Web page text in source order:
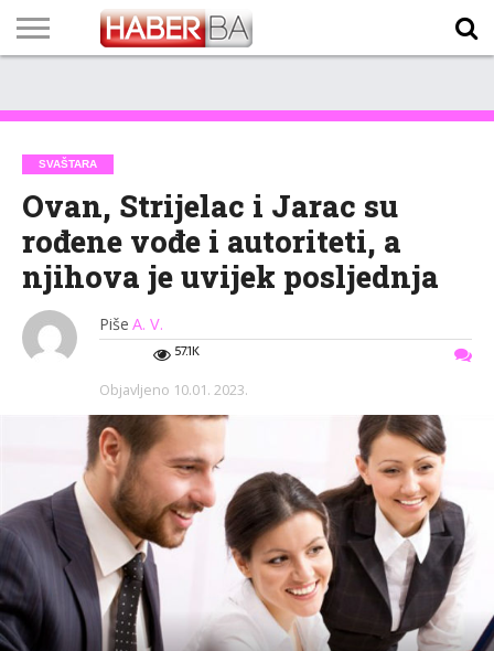
TECH
PROGRAM
PROGNOZA
PUTEVIMA
LISTA
NAMA
SVAŠTARA
Ovan, Strijelac i Jarac su
rođene vođe i autoriteti, a
njihova je uvijek posljednja
Piše A. V.
57.1K
Objavljeno 10.01. 2023.